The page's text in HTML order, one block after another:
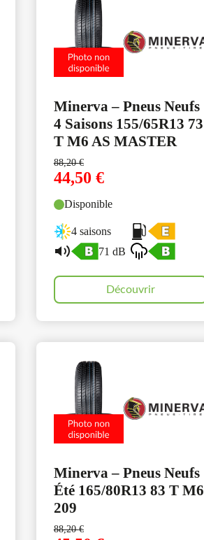
Minerva – Pneus Neufs
4 Saisons 155/65R13 73
T M6 AS MASTER
88,20€
44,50 €
Disponible
4 saisons
71 dB
Découvrir
Minerva – Pneus Neufs
Été 165/80R13 83 T M6
209
88,20€